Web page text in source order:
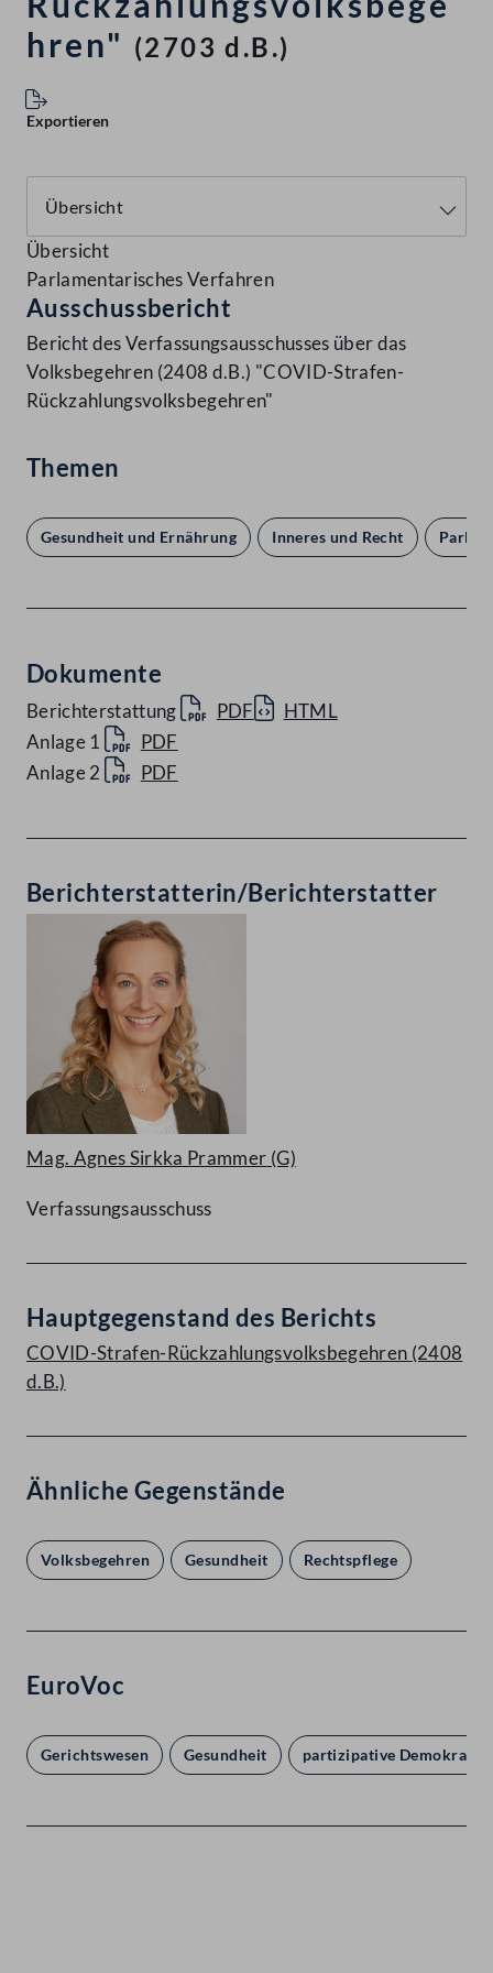
hren" (2703 d.B.)
Exportieren
Übersicht
Parlamentarisches Verfahren
Ausschussbericht
Bericht des Verfassungsausschusses über das
Volksbegehren (2408 d.B.) "COVID-Strafen-
Rückzahlungsvolksbegehren"
Themen
Gesundheit und Ernährung Inneres und Recht
Dokumente
Berichterstattung PDF
HTML
Anlage 1
PDF
Anlage 2
PDF
Berichterstatterin/Berichterstatter
Mag. Agnes Sirkka Prammer (G)
Verfassungsausschuss
Hauptgegenstand des Berichts
COVID-Strafen-Rückzahlungsvolksbegehren (2408
d.B.)
Ähnliche Gegenstände
Volksbegehren Gesundheit Rechtspflege
EuroVoc
Gerichtswesen Gesundheit partizipative Demokratie